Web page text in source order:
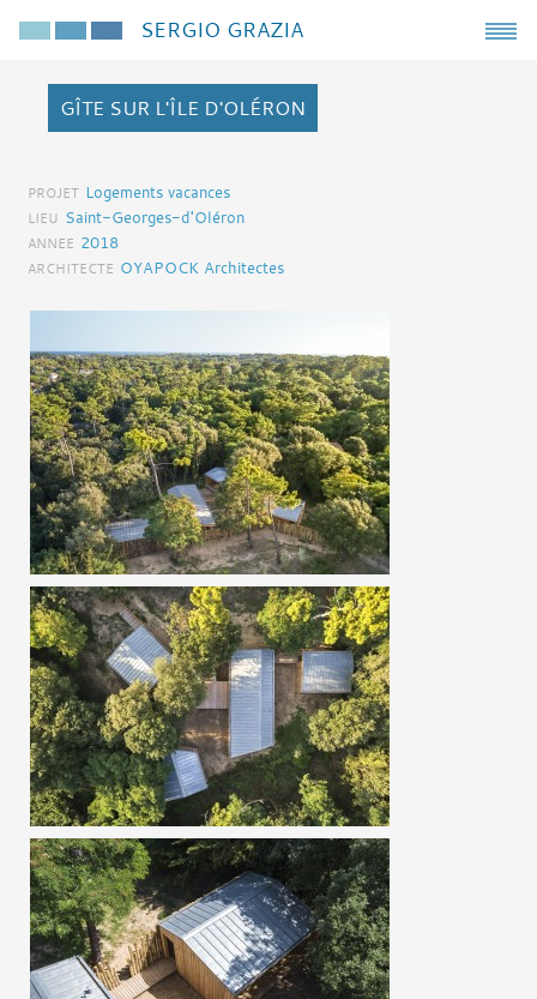
SERGIO GRAZIA
GÎTE SUR L'ÎLE D'OLÉRON
PROJET Logements vacances
LIEU Saint-Georges-d'Oléron
ANNEE 2018
ARCHITECTE OYAPOCK Architectes